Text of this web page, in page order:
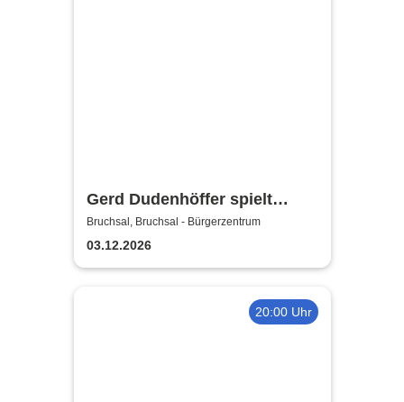
Gerd Dudenhöffer spielt
Heinz Becker
Bruchsal, Bruchsal - Bürgerzentrum
03.12.2026
20:00 Uhr